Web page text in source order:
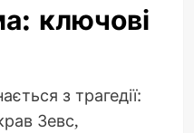
ключові
з трагедії:
Зевс,